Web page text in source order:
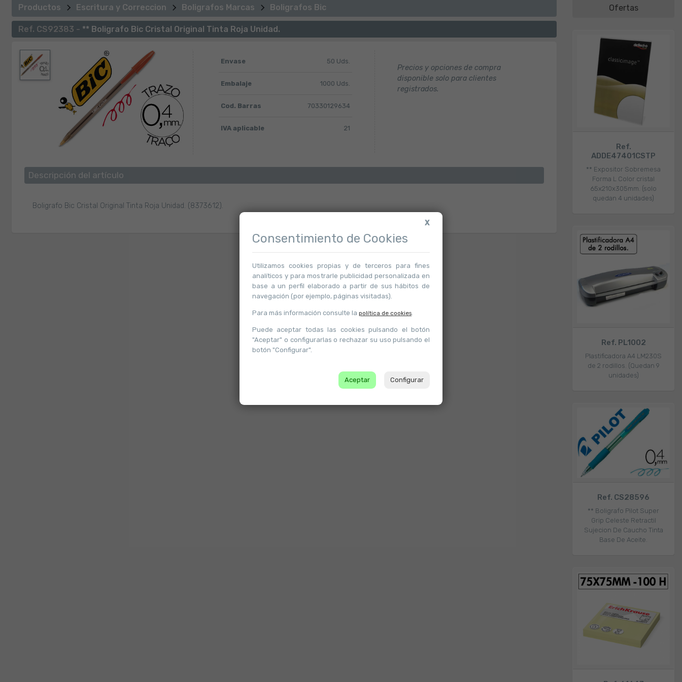
Productos Escritura y Correccion Boligrafos Marcas Boligrafos Bic
Ref. CS92383 - ** Boligrafo Bic Cristal Original Tinta Roja Unidad.
Envase 50 Uds.
Embalaje 1000 Uds.
Cod. Barras 70330129634
IVA aplicable 21
Precios y opciones de compra
disponible solo para clientes
registrados.
Descripción del artículo
Boligrafo Bic Cristal Original Tinta Roja Unidad. (8373612).
Ofertas
Ref.
ADDE47401CSTP
** Expositor Sobremesa
Forma L Color cristal
65x210x305mm. (solo
quedan 4 unidades)
Ref. PL1002
Plastificadora A4 LM230S
de 2 rodillos. (Quedan 9
unidades)
Ref. CS28596
** Boligrafo Pilot Super
Grip Celeste Retractil
Sujecion De Caucho Tinta
Base De Aceite.
X
Consentimiento de Cookies
Utilizamos cookies propias y de terceros para fines
analíticos y para mostrarle publicidad personalizada en
base a un perfil elaborado a partir de sus hábitos de
navegación (por ejemplo, páginas visitadas).
Para más información consulte la política de cookies.
Puede aceptar todas las cookies pulsando el botón
"Aceptar" o configurarlas o rechazar su uso pulsando el
botón "Configurar".
Aceptar Configurar